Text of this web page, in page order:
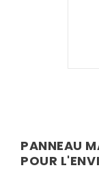
PANNEAU
POUR